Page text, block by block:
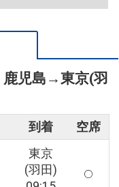
鹿児島 →東京(羽
到着 空席
東京
(羽田)